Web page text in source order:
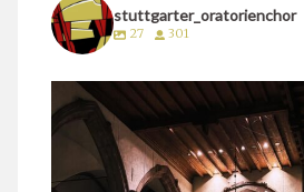
stuttgarter_oratorienchor
27 301
März 24